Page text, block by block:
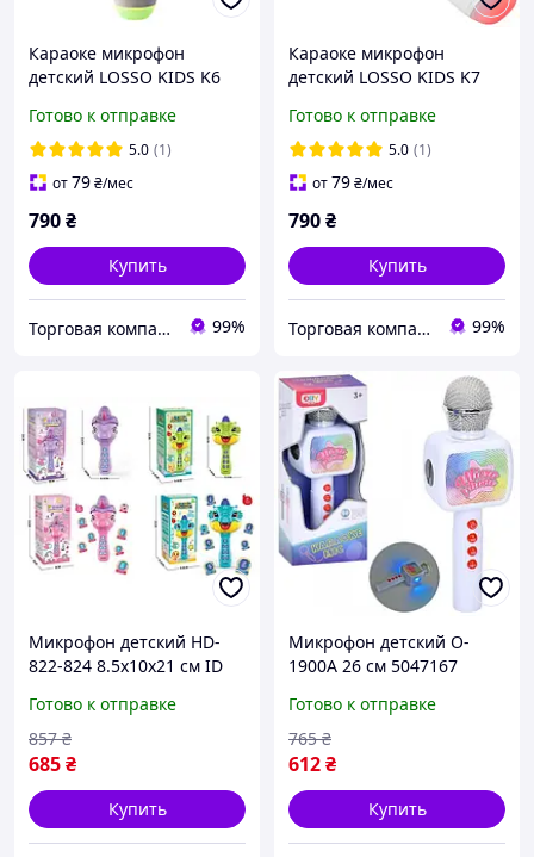
Караоке микрофон
детский LOSSO KIDS K6
Готово к отправке
5.0 (1)
от79₴/мес
790₴
Купить
Торговая компания LOSSO 99%
Караоке микрофон
детский LOSSO KIDS K7
Готово к отправке
5.0 (1)
от79₴/мес
790₴
Купить
Торговая компания LOSSO 99%
Микрофон детский HD-
822-824 8.5х10х21 см ID
Готово к отправке
685₴
857 ₴
Купить
Микрофон детский O-
1900A 26 см 5047167
Готово к отправке
612₴
765 ₴
Купить